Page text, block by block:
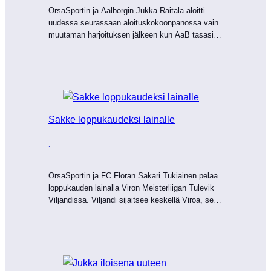
OrsaSportin ja Aalborgin Jukka Raitala aloitti
uudessa seurassaan aloituskokoonpanossa vain
muutaman harjoituksen jälkeen kun AaB tasasi
Sakke loppukaudeksi lainalle
·
OrsaSportin ja FC Floran Sakari Tukiainen pelaa
loppukauden lainalla Viron Meisterliigan Tulevik
Viljandissa. Viljandi sijaitsee keskellä Viroa, se